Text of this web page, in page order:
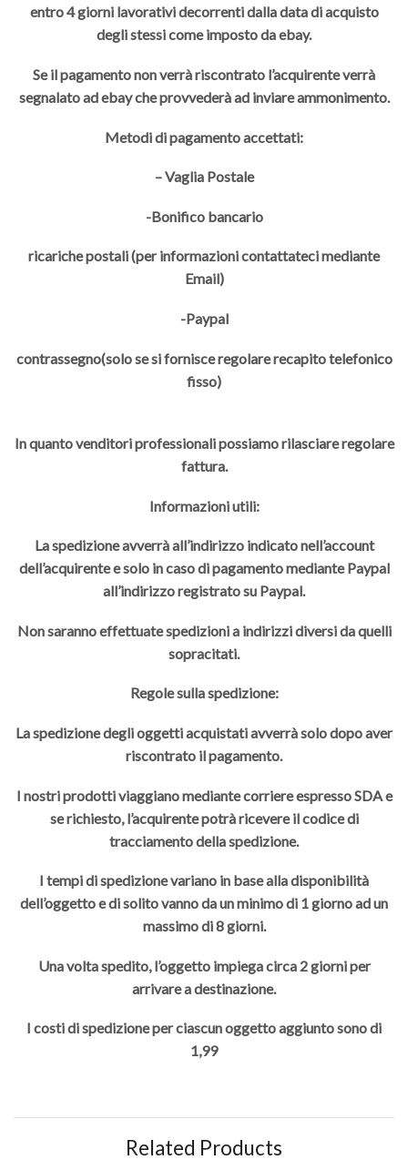
entro 4 giorni lavorativi decorrenti dalla data di acquisto
degli stessi come imposto da ebay.
Se il pagamento non verrà riscontrato l’acquirente verrà
segnalato ad ebay che provvederà ad inviare ammonimento.
Metodi di pagamento accettati:
– Vaglia Postale
-Bonifico bancario
ricariche postali (per informazioni contattateci mediante
Email)
-Paypal
contrassegno(solo se si fornisce regolare recapito telefonico
fisso)
In quanto venditori professionali possiamo rilasciare regolare
fattura.
Informazioni utili:
La spedizione avverrà all’indirizzo indicato nell’account
dell’acquirente e solo in caso di pagamento mediante Paypal
all’indirizzo registrato su Paypal.
Non saranno effettuate spedizioni a indirizzi diversi da quelli
sopracitati.
Regole sulla spedizione:
La spedizione degli oggetti acquistati avverrà solo dopo aver
riscontrato il pagamento.
I nostri prodotti viaggiano mediante corriere espresso SDA e
se richiesto, l’acquirente potrà ricevere il codice di
tracciamento della spedizione.
I tempi di spedizione variano in base alla disponibilità
dell’oggetto e di solito vanno da un minimo di 1 giorno ad un
massimo di 8 giorni.
Una volta spedito, l’oggetto impiega circa 2 giorni per
arrivare a destinazione.
I costi di spedizione per ciascun oggetto aggiunto sono di
1,99
Related Products